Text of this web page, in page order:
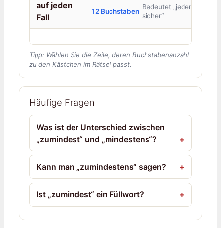
auf jeden
Fall
12 Buchstaben
Bedeutet „jedenfalls,
sicher“
Tipp: Wählen Sie die Zeile, deren Buchstabenanzahl
zu den Kästchen im Rätsel passt.
Häufige Fragen
Was ist der Unterschied zwischen
„zumindest“ und „mindestens“?
Kann man „zumindestens“ sagen?
Ist „zumindest“ ein Füllwort?